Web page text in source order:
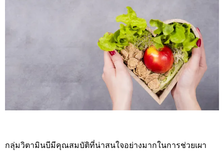
กลุ่มวิตามินบีมีคุณสมบัติที่น่าสนใจอย่างมากในการช่วยเผา